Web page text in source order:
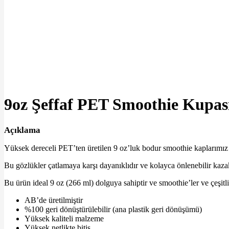
9oz Şeffaf PET Smoothie
Açıklama
Yüksek dereceli PET’ten üretilen 9 oz’luk bodur smoothie
Bu gözlükler çatlamaya karşı dayanıklıdır ve kolayca önlenebilir
Bu ürün ideal 9 oz (266 ml) dolguya sahiptir ve smoothie’ler ve
AB’de üretilmiştir
%100 geri dönüştürülebilir (ana plastik geri dönüşümü)
Yüksek kaliteli malzeme